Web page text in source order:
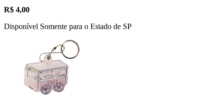
R$ 4,00
Disponível Somente para o Estado de SP